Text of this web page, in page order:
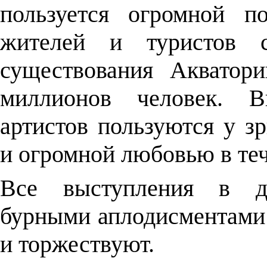
пользуется огромной
жителей и туристов
существования
миллионов человек.
артистов пользуются у
и огромной любовью в
Все выступления в
бурными
и торжествуют.